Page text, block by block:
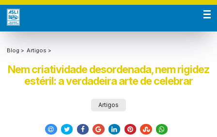
Blog > Artigos >
Nem criatividade desordenada, nem rigidez
estéril: a verdadeira arte de celebrar
Artigos